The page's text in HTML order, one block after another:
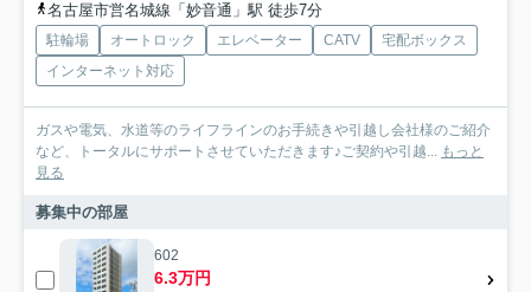
名古屋市営名城線「妙音通」駅 徒歩7分
駐輪場 オートロック エレベーター CATV
宅配ボックス
インターネット対応
ガスや電気、水道等のライフラインのお手続きや引越し会社様のご紹介
など、トータルにサポートさせていただきます♪ご契約や引越... もっと
見る
募集中の部屋
602
6.3万円